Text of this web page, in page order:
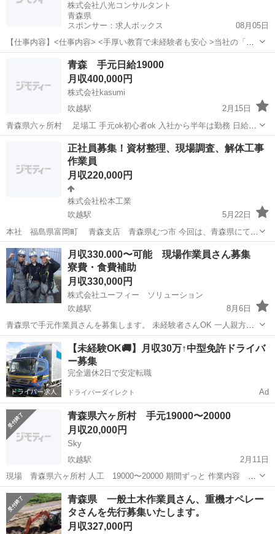
株式会社八光コンサルタント
青森県
スポンサー：求人ボックス
08月05日
【仕事内容】<仕事内容> <手厚い教育で未経験者も安心 >当社の「土
木設計スタッフ」として、官公署から発注される設計業務などをお任
せします! 官公署から発注される設計業務 など 業務内で社用車を使用
します! 現場エリアは主に青森県...
青森 手元日給19000
月収400,000円
株式会社kasumi
吹越駅
2月15日
青森県六ヶ所村 足場工 手元ok初心者ok 入社から半年は勤務 日給
19000 ホテル2食付き 交通費出る 道具は腰袋くらいあればok 必要資
格 ハーネス 足場従事者 職長安全衛生教育 必要書類たくさんあっ
て、提出してか...
上北郡 吹越駅 その他 社会保険
正社員募集！資材整理、現場調査、解体工事
作業員
月収220,000円
株式会社松本工業
吹越駅
5月22日
本社 福島県富岡町 青森支店 青森県むつ市 今回は、青森県にて、
資材整理、現場調査業務等に従事していただく作業員をメインに募集
します。 社会保険、雇用保険加入。 日給10000円～(年齢、経験、資格
等考慮) PC(Exce...
青森 上北郡 吹越駅 その他 未経験
月収330.000〜可能 現場作業員さん募集
寮費・食費補助
月収330,000円
株式会社ユーフィー ソリューション
吹越駅
8月6日
青森県で手元作業員さんを募集します。 未経験者さんOK 一人親方や
下請けさんも募集中です！! 出張出来る方歓迎します！! ※ お仕事内
容 電気工事 ラックの取付、ケーブル敷設、現場監視人等 比較的簡単
な作業からのスター...
青森 上北郡 吹越駅 その他 現場作業員
【未経験OK🚚】月収30万↑中型免許ドライバ
ー募集
完全週休2日で安定転職
ドライバーダイレクト Ad
青森県六ヶ所村 手元19000〜20000
月収20,000円
Sky
吹越駅
2月11日
現場 青森県六ヶ所村 人工 19000〜20000 期間ずっと 作業内容 足
場手元 飯代 朝食、夕食付き 宿は無料 ホテルに来る時と、帰る時の
交通費は全て負います。 入構する際の装備品も全てこちらで貸出しま
す。 体一つ...
青森 上北郡 吹越駅 その他 足場
青森県 一般土木作業員さん、重機オペレー
タさんを先行募集いたします。
月収327,000円